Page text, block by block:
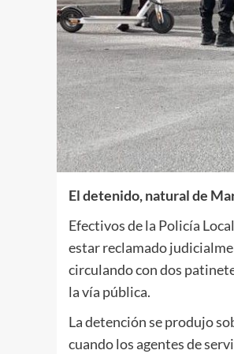
El detenido, natural de
Efectivos de la Policía
estar reclamado
circulando con dos
la vía pública.
La detención se produjo
cuando los agentes de